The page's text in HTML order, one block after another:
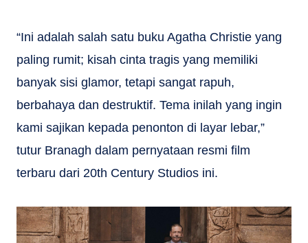
“Ini adalah salah satu buku Agatha Christie yang
paling rumit; kisah cinta tragis yang memiliki
banyak sisi glamor, tetapi sangat rapuh,
berbahaya dan destruktif. Tema inilah yang ingin
kami sajikan kepada penonton di layar lebar,”
tutur Branagh dalam pernyataan resmi film
terbaru dari 20th Century Studios ini.